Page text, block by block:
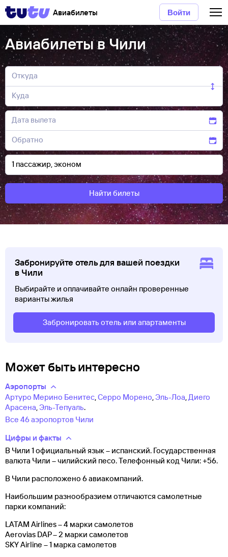
Авиабилеты Войти
Авиабилеты в Чили
Найти билеты
Забронируйте отель для вашей поездки
в Чили
Выбирайте и оплачивайте онлайн проверенные
варианты жилья
Забронировать отель или апартаменты
Может быть интересно
Аэропорты
Артуро Мерино Бенитес,Серро Морено,Эль-Лоа,Диего
Арасена,Эль-Тепуаль.
Все 46 аэропортов Чили
Цифры и факты
В Чили 1 официальный язык – испанский. Государственная
валюта Чили – чилийский песо. Телефонный код Чили: +56.
В Чили расположено 6 авиакомпаний.
Наибольшим разнообразием отличаются самолетные
парки компаний:
LATAM Airlines – 4 марки самолетов
Aerovias DAP – 2 марки самолетов
SKY Airline – 1 марка самолетов